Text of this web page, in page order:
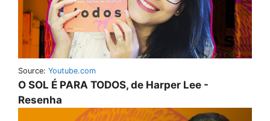
Source: Youtube.com
O SOL É PARA TODOS, de Harper Lee -
Resenha